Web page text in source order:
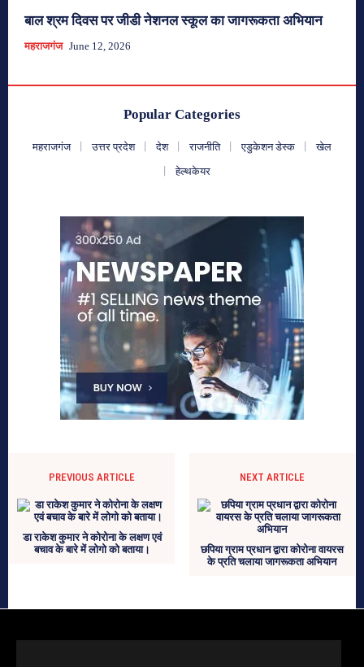
बाल श्रम दिवस पर जीडी नेशनल स्कूल का जागरूकता अभियान
महराजगंज June 12, 2026
Popular Categories
महराजगंज उत्तर प्रदेश देश राजनीति एडुकेशन डेस्क
खेल
हेल्थकेयर
PREVIOUS ARTICLE
डा राकेश कुमार ने कोरोना के लक्षण एवं
बचाव के बारे में लोगो को बताया।
NEXT ARTICLE
छपिया ग्राम प्रधान द्वारा कोरोना वायरस
के प्रति चलाया जागरूकता अभियान